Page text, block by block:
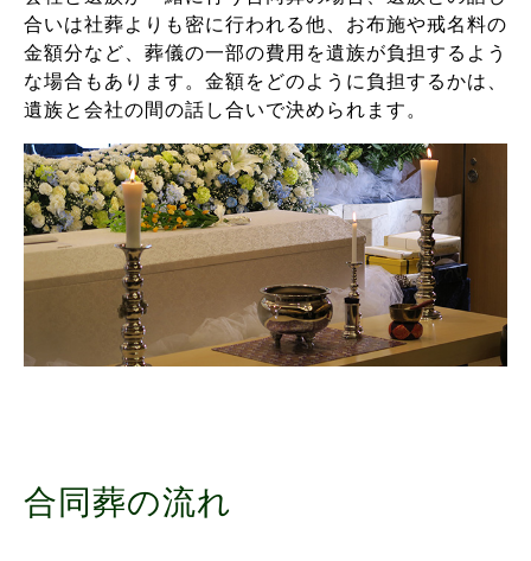
合いは社葬よりも密に行われる他、お布施や戒名料の
金額分など、葬儀の一部の費用を遺族が負担するよう
な場合もあります。金額をどのように負担するかは、
遺族と会社の間の話し合いで決められます。
合同葬の流れ